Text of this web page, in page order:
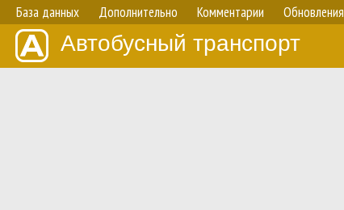
База данных Дополнительно Комментарии Обновления
Автобусный транспорт